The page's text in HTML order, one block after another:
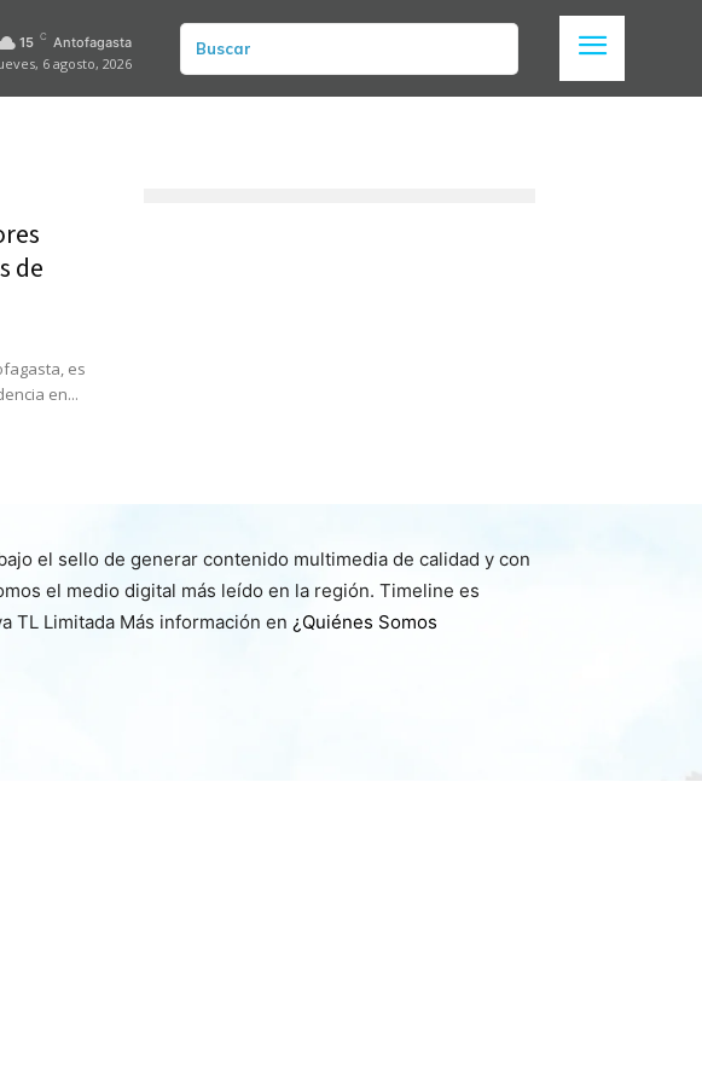
15 C Antofagasta
6 agosto, 2026
Buscar
de
es
en...
el sello de generar contenido multimedia de calidad y con
el medio digital más leído en la región. Timeline es
TL Limitada Más información en ¿Quiénes Somos